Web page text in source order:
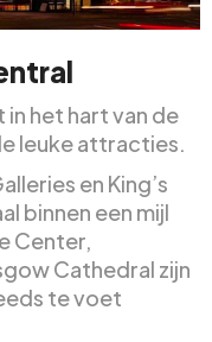
in het hart van de
leuke attracties.
en King’s
binnen een mijl
Center,
Cathedral zijn
te voet